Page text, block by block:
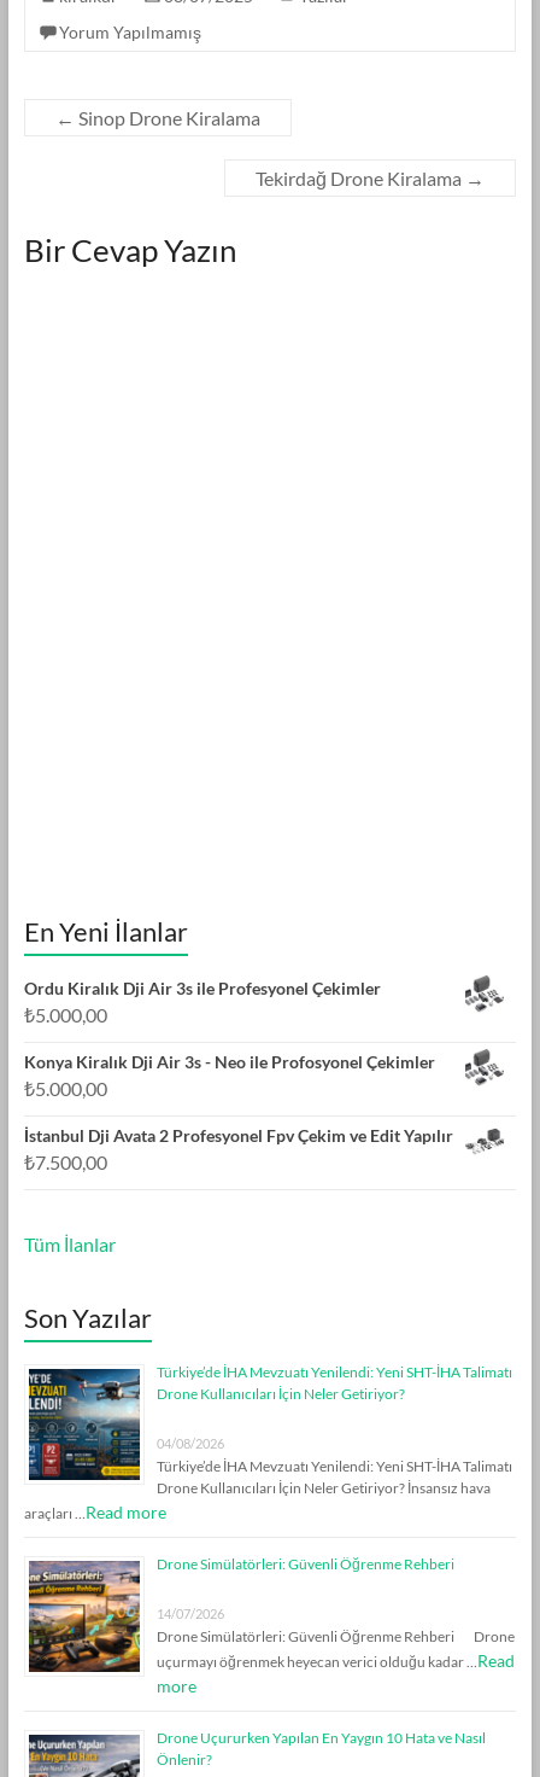
Yorum Yapılmamış
← Sinop Drone Kiralama
Tekirdağ Drone Kiralama →
Bir Cevap Yazın
En Yeni İlanlar
Ordu Kiralık Dji Air 3s ile Profesyonel Çekimler
₺5.000,00
Konya Kiralık Dji Air 3s - Neo ile Profosyonel Çekimler
₺5.000,00
İstanbul Dji Avata 2 Profesyonel Fpv Çekim ve Edit Yapılır
₺7.500,00
Tüm İlanlar
Son Yazılar
Türkiye’de İHA Mevzuatı Yenilendi: Yeni SHT-İHA Talimatı
Drone Kullanıcıları İçin Neler Getiriyor?
04/08/2026
Türkiye’de İHA Mevzuatı Yenilendi: Yeni SHT-İHA Talimatı
Drone Kullanıcıları İçin Neler Getiriyor? İnsansız hava
araçları … Read more
Drone Simülatörleri: Güvenli Öğrenme Rehberi
14/07/2026
Drone Simülatörleri: Güvenli Öğrenme Rehberi Drone
uçurmayı öğrenmek heyecan verici olduğu kadar … Read
more
Drone Uçururken Yapılan En Yaygın 10 Hata ve Nasıl
Önlenir?